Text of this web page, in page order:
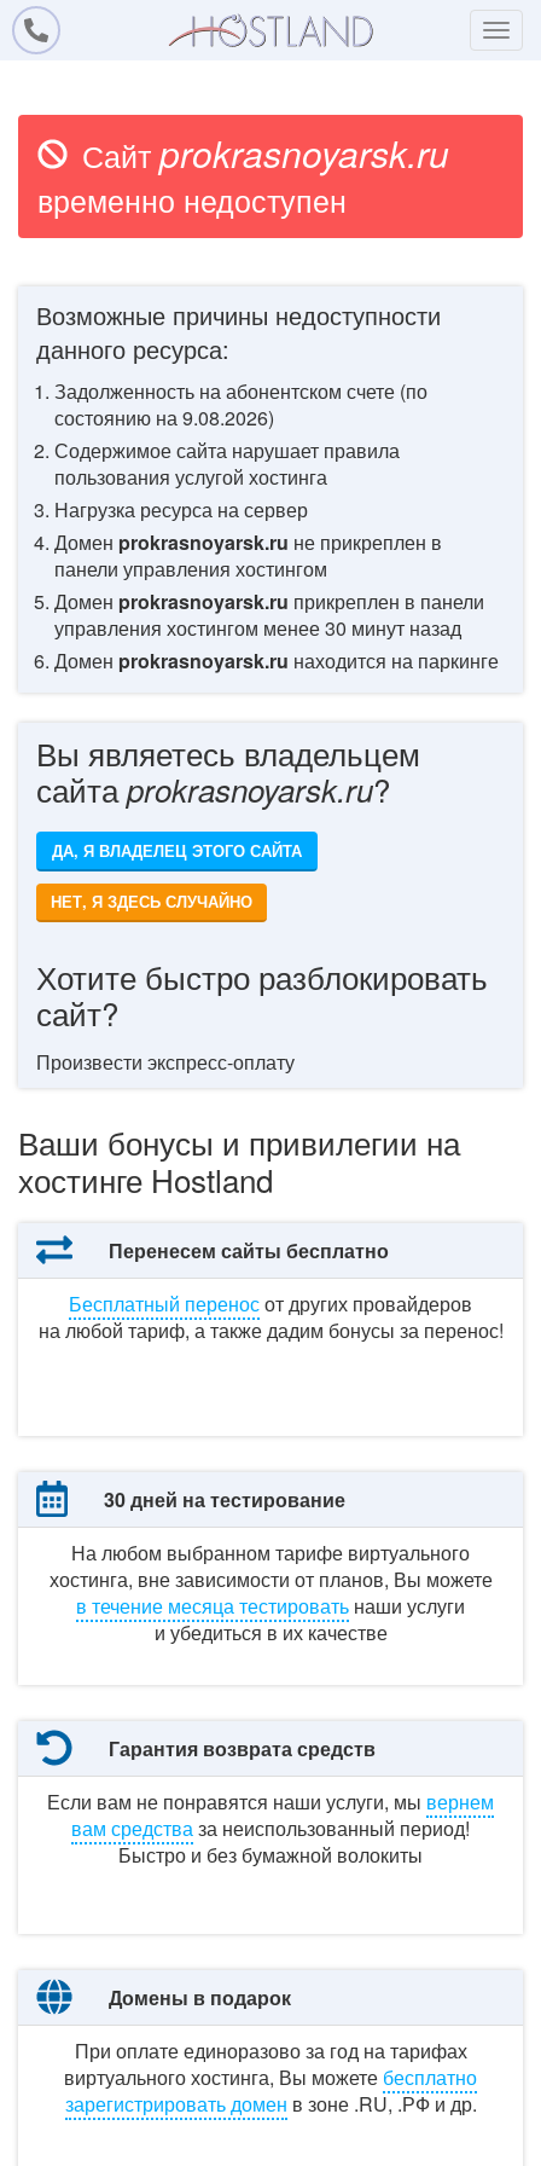
Сайтprokrasnoyarsk.ru
временно недоступен
Возможные причины недоступности
данного ресурса:
Задолженность на абонентском счете (по
состоянию на9.08.2026)
Содержимое сайта нарушает правила
пользования услугой хостинга
Нагрузка ресурса на сервер
Домен prokrasnoyarsk.ru не прикреплен в
панели управления хостингом
Домен prokrasnoyarsk.ru прикреплен в панели
управления хостингом менее 30 минут назад
Домен prokrasnoyarsk.ru находится на паркинге
Вы являетесь владельцем
сайтаprokrasnoyarsk.ru?
ДА, Я ВЛАДЕЛЕЦ ЭТОГО САЙТА
НЕТ, Я ЗДЕСЬ СЛУЧАЙНО
Хотите быстро разблокировать
сайт?
Произвести экспресс-оплату
Ваши бонусы и привилегии на
хостинге Hostland
Перенесем сайты бесплатно
Бесплатный переносот других провайдеров
на любой тариф, а такжедадим бонусы за перенос!
30 дней на тестирование
На любом выбранном тарифе виртуального
хостинга, вне зависимости от планов, Вы можете
в течение месяца тестировать наши услуги
и убедиться в ихкачестве
Гарантия возврата средств
Если вам не понравятся наши услуги, мы вернем
вам средстваза неиспользованный период!
Быстро и без бумажной волокиты
Домены в подарок
При оплате единоразовоза год на тарифах
виртуального хостинга, Вы можете бесплатно
зарегистрировать домен в зоне .RU, .РФ и др.